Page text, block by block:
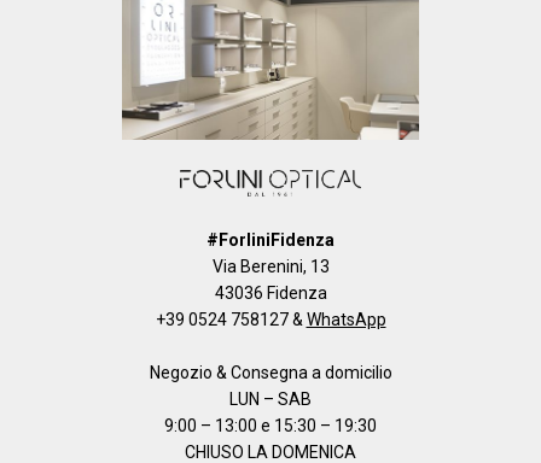
#ForliniFidenza
Via Berenini, 13
43036 Fidenza
+39 0524 758127& WhatsApp
Negozio & Consegna a domicilio
LUN – SAB
9:00 – 13:00 e 15:30 – 19:30
CHIUSO LA DOMENICA